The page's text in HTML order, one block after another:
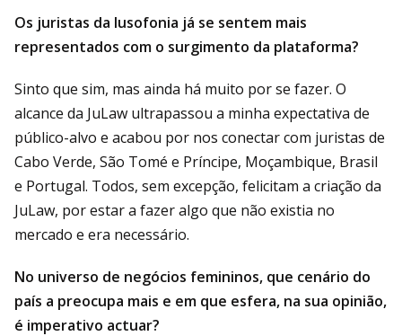
Os juristas da lusofonia já se sentem mais
representados com o surgimento da plataforma?
Sinto que sim, mas ainda há muito por se fazer. O
alcance da JuLaw ultrapassou a minha expectativa de
público-alvo e acabou por nos conectar com juristas de
Cabo Verde, São Tomé e Príncipe, Moçambique, Brasil
e Portugal. Todos, sem excepção, felicitam a criação da
JuLaw, por estar a fazer algo que não existia no
mercado e era necessário.
No universo de negócios femininos, que cenário do
país a preocupa mais e em que esfera, na sua opinião,
é imperativo actuar?